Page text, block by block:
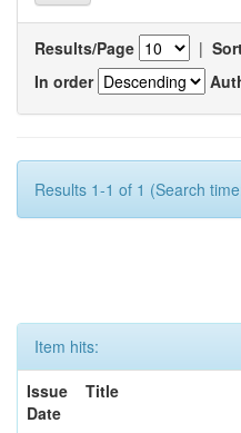
Results/Page |
In order
Results 1-1 of 1 (Search
Item hits:
Issue
Date
Title